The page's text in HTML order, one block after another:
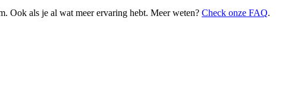
Ook als je al wat meer ervaring hebt. Meer weten? Check onze FAQ.